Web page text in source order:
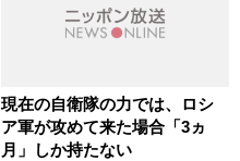
現在の自衛隊の力では、ロシ
ア軍が攻めて来た場合「3ヵ
月」しか持たない